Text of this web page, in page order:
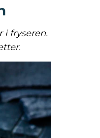
i fryseren.